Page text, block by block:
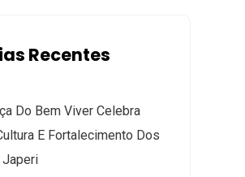
Recentes
Do Bem Viver Celebra
E Fortalecimento Dos
Japeri